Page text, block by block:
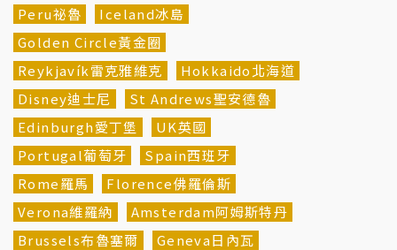
Peru祕魯
Iceland冰島
Golden Circle黃金圈
Reykjavík雷克雅維克
Hokkaido北海道
Disney迪士尼
St Andrews聖安德魯
Edinburgh愛丁堡
UK英國
Portugal葡萄牙
Spain西班牙
Rome羅馬
Florence佛羅倫斯
Verona維羅納
Amsterdam阿姆斯特丹
Brussels布魯塞爾
Geneva日內瓦